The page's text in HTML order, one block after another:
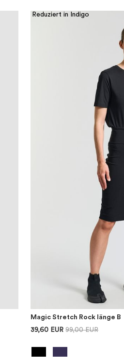
Reduziert in Indigo
Magic Stretch Rock länge B
39,60 EUR 99,00 EUR